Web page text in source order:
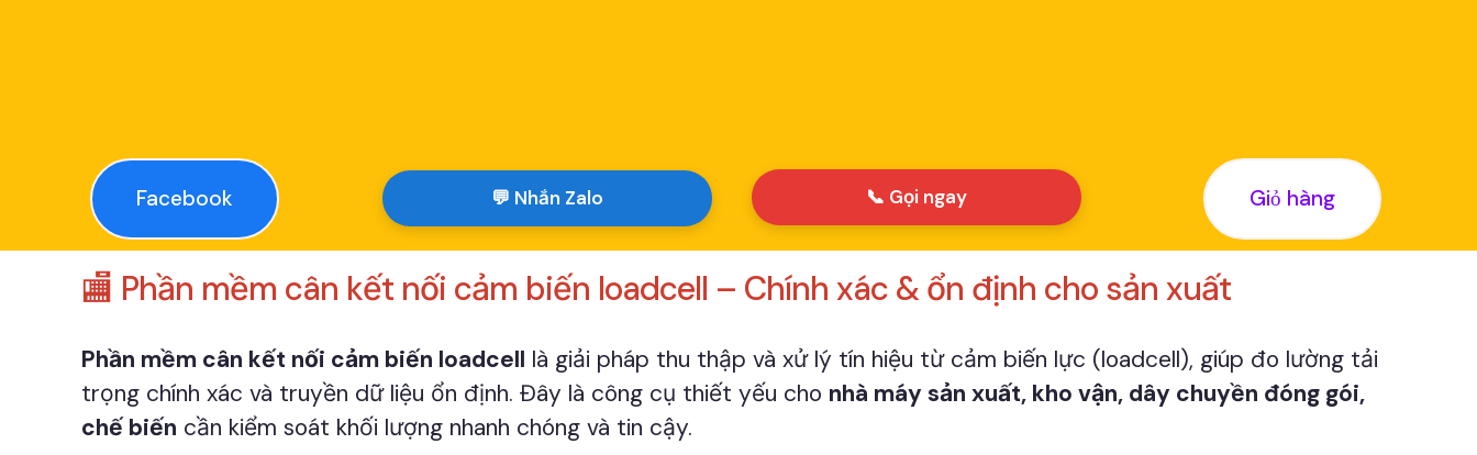
Facebook 💬 Nhắn Zalo 📞 Gọi ngay Giỏ hàng
🏬 Phần mềm cân kết nối cảm biến loadcell – Chính xác & ổn định cho sản xuất
Phần mềm cân kết nối cảm biến loadcell là giải pháp thu thập và xử lý tín hiệu từ cảm biến lực (loadcell), giúp đo lường tải
trọng chính xác và truyền dữ liệu ổn định. Đây là công cụ thiết yếu cho nhà máy sản xuất, kho vận, dây chuyền đóng gói,
chế biến cần kiểm soát khối lượng nhanh chóng và tin cậy.